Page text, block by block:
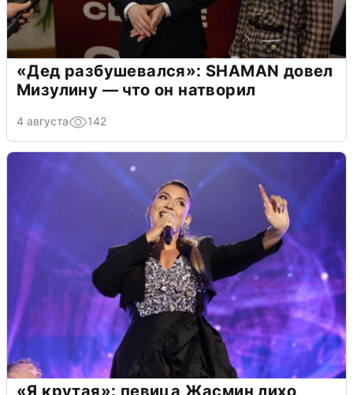
«Дед разбушевался»: SHAMAN довел
Мизулину — что он натворил
4 августа 142
«Я крутая»: певица Жасмин лихо